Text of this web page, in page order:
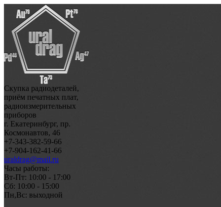
Скупка радиодеталей,
приём печатных плат,
радиоизмерительных
приборов
г. Екатеринбург, пр.
Космонавтов, 46
+7-343-382-59-66
+7-904-162-41-66
uraldrag@mail.ru
Часы работы:
Вт-Пт: 10:00 - 17:00
Сб: 10:00 - 15:00
Пн,Вс: выходной